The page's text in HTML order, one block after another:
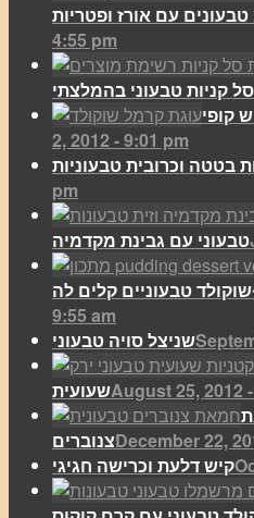
4:55 pm
סל קניות טבעוני בהמלצתי
קופי
2, 2012 - 9:01 pm
בטטה וכרובית טבעוניות
pm
טבעוני עם גבינת מקדמיה
9:55 am
שניצל סויה טבעוני
שעועיתAugust 25, 2012
צנובריםDecember 22,
קיש דלעת וכרישה חגיגי